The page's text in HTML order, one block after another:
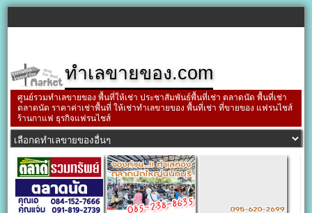
ทำเลขายของ.com
ศูนย์รวมทำเลขายของ พื้นที่ให้เช่า ประชาสัมพันธ์พื้นที่เช่า ตลาดนัด พื้นที่เช่า
ตลาดนัด ราคาค่าเช่าพื้นที่ ให้เช่าทำเลขายของ พื้นที่เช่า ที่ขายของ แฟรนไชส์
ร้านกาแฟ ธุรกิจแฟรนไชส์